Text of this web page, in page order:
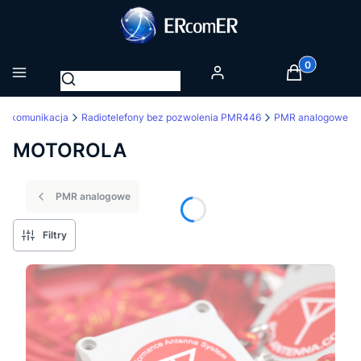
Otwórz wyszukiwarkę Produkty w
Radiotelefony bez pozwolenia PMR446 PMR analogowe
MOTOROLA
PMR analogowe
Filtry